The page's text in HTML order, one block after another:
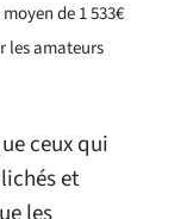
de 1 533€
les amateurs
ceux qui
et